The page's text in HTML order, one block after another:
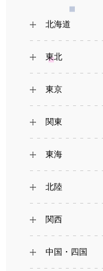
北海道
東北
東京
関東
東海
北陸
関西
中国・四国